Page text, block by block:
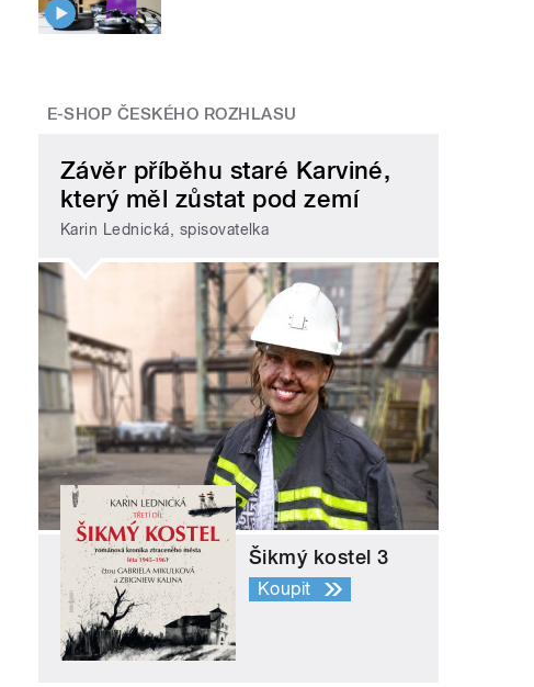
E-SHOP ČESKÉHO ROZHLASU
Závěr příběhu staré Karviné,
který měl zůstat pod zemí
Karin Lednická, spisovatelka
Šikmý kostel 3
Koupit